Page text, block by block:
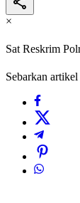
×
Sat Reskrim
Sebarkan